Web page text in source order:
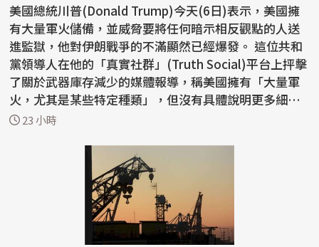
美國總統川普(Donald Trump)今天(6日)表示，美國擁
有大量軍火儲備，並威脅要將任何暗示相反觀點的人送
進監獄，他對伊朗戰爭的不滿顯然已經爆發。 這位共和
黨領導人在他的「真實社群」(Truth Social)平台上抨擊
了關於武器庫存減少的媒體報導，稱美國擁有「大量軍
火，尤其是某些特定種類」，但沒有具體說明更多細
節。...
23 小時